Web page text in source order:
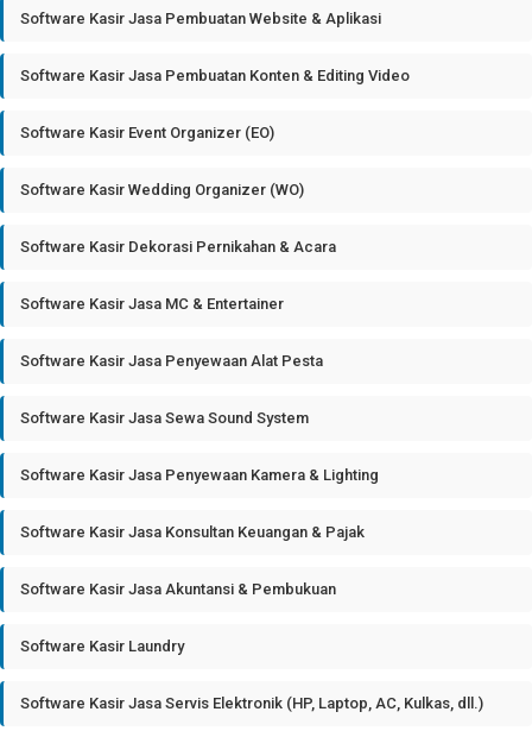
Software Kasir Jasa Pembuatan Website & Aplikasi
Software Kasir Jasa Pembuatan Konten & Editing Video
Software Kasir Event Organizer (EO)
Software Kasir Wedding Organizer (WO)
Software Kasir Dekorasi Pernikahan & Acara
Software Kasir Jasa MC & Entertainer
Software Kasir Jasa Penyewaan Alat Pesta
Software Kasir Jasa Sewa Sound System
Software Kasir Jasa Penyewaan Kamera & Lighting
Software Kasir Jasa Konsultan Keuangan & Pajak
Software Kasir Jasa Akuntansi & Pembukuan
Software Kasir Laundry
Software Kasir Jasa Servis Elektronik (HP, Laptop, AC, Kulkas, dll.)